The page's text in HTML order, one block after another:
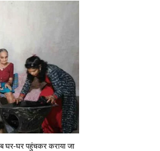
घर-घर पहुंचकर कराया जा